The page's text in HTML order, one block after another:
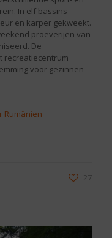
In elf bassins
en karper gekweekt.
proeverijen van
De
recreatiecentrum
voor gezinnen
Rumänien
27